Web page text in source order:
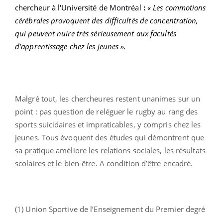
chercheur à l'Université de Montréal : « Les commotions
cérébrales provoquent des difficultés de concentration,
qui peuvent nuire très sérieusement aux facultés
d’apprentissage chez les jeunes ».
Malgré tout, les chercheures restent unanimes sur un
point : pas question de reléguer le rugby au rang des
sports suicidaires et impraticables, y compris chez les
jeunes. Tous évoquent des études qui démontrent que
sa pratique améliore les relations sociales, les résultats
scolaires et le bien-être. A condition d’être encadré.
(1) Union Sportive de l’Enseignement du Premier degré